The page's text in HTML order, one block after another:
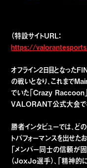
（特設サイトURL：
https://
オフライン2日目となった
の戦いとなり、これまで
でいた「Crazy Raccoon
VALORANT公式大会で初
勝者インタビューでは、
トパフォーマンスを出せた
「メンバー同士の信頼が
（JoxJo選手）、「精神的